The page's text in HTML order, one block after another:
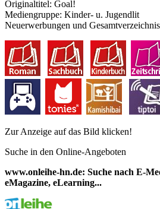
Originaltitel: Goal!
Mediengruppe: Kinder- u. Jugendlit
Neuerwerbungen und
Zur Anzeige auf das Bild klicken!
Suche in den Online-Angeboten
www.onleihe-hn.de: Suche nach E-
eMagazine, eLearning...